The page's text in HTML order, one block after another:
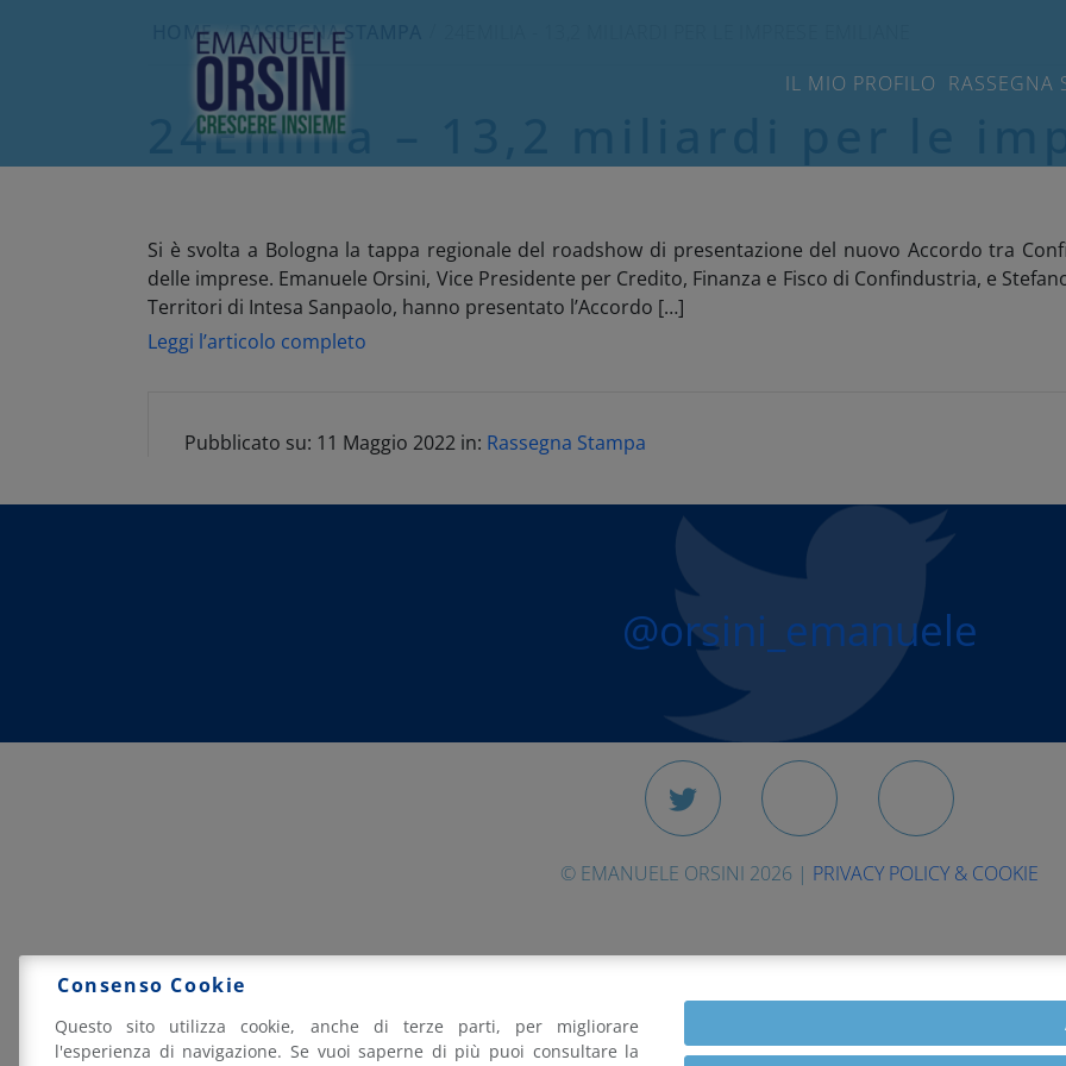
IL MIO PROFILO RASSEGNA
HOME/RASSEGNA STAMPA
24Emilia – 13,2 miliardi per le
Si è svolta a Bologna la tappa regionale del roadshow di presentazione del nuovo Accordo tra
delle imprese. Emanuele Orsini, Vice Presidente per Credito, Finanza e Fisco di Confindustria, e
Territori di Intesa Sanpaolo, hanno presentato l’Accordo […]
Leggi l’articolo completo
Pubblicato su: 11 Maggio 2022 in: Rassegna Stampa
@orsini_emanuele
© EMANUELE ORSINI 2026 | PRIVACY POLICY & COOKIE
Consenso Cookie
Questo sito utilizza cookie, anche di terze parti, per migliorare
l'esperienza di navigazione. Se vuoi saperne di più puoi consultare la